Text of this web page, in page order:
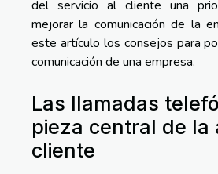
del servicio al cliente una
mejorar la comunicación de la
este artículo los consejos para
comunicación de una empresa.
Las llamadas
pieza central de la
cliente